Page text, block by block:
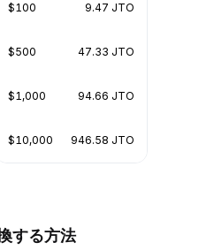
$100 9.47 JTO
$500 47.33 JTO
$1,000 94.66 JTO
$10,000 946.58 JTO
する方法